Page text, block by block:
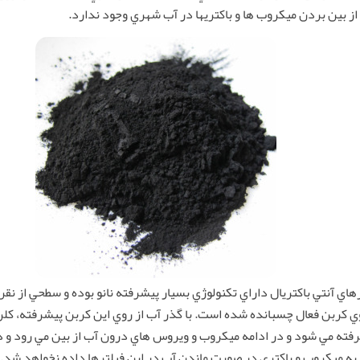
بين بردن ميكروب ها و باكتريها در آب شهري وجود ندارد.
آنتي باكتريال داراي تكنولوژي بسيار پيشرفته نانو بوده و سطحي از
كربن فعال چسبانده شده است. با گذر آب از روي اين كربن پيشرفته،
مي شود و در ادامه ميكروب و ويروس هاي درون آب از بين مي رود و